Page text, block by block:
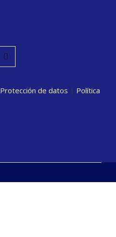
Protección de datos | Política